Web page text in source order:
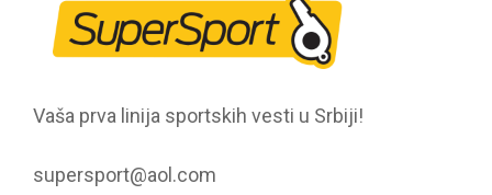
Vaša prva linija sportskih vesti u Srbiji!
supersport@aol.com